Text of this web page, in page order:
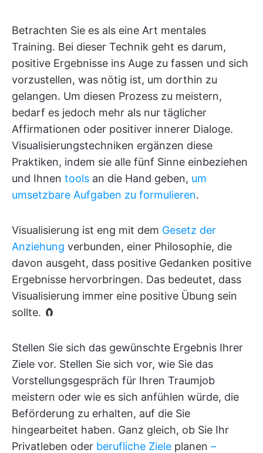
Betrachten Sie es als eine Art mentales
Training. Bei dieser Technik geht es darum,
positive Ergebnisse ins Auge zu fassen und sich
vorzustellen, was nötig ist, um dorthin zu
gelangen. Um diesen Prozess zu meistern,
bedarf es jedoch mehr als nur täglicher
Affirmationen oder positiver innerer Dialoge.
Visualisierungstechniken ergänzen diese
Praktiken, indem sie alle fünf Sinne einbeziehen
und Ihnen tools an die Hand geben, um
umsetzbare Aufgaben zu formulieren.
Visualisierung ist eng mit dem Gesetz der
Anziehung verbunden, einer Philosophie, die
davon ausgeht, dass positive Gedanken positive
Ergebnisse hervorbringen. Das bedeutet, dass
Visualisierung immer eine positive Übung sein
sollte. 🧲
Stellen Sie sich das gewünschte Ergebnis Ihrer
Ziele vor. Stellen Sie sich vor, wie Sie das
Vorstellungsgespräch für Ihren Traumjob
meistern oder wie es sich anfühlen würde, die
Beförderung zu erhalten, auf die Sie
hingearbeitet haben. Ganz gleich, ob Sie Ihr
Privatleben oder berufliche Ziele planen –